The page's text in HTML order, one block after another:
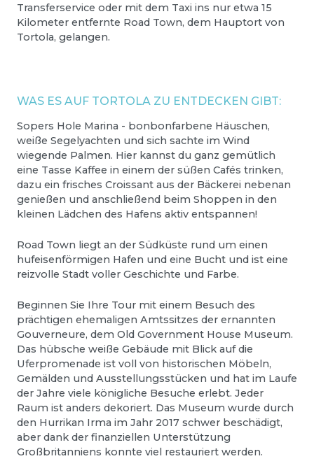
Transferservice oder mit dem Taxi ins nur etwa 15
Kilometer entfernte Road Town, dem Hauptort von
Tortola, gelangen.
WAS ES AUF TORTOLA ZU ENTDECKEN GIBT:
Sopers Hole Marina - bonbonfarbene Häuschen,
weiße Segelyachten und sich sachte im Wind
wiegende Palmen. Hier kannst du ganz gemütlich
eine Tasse Kaffee in einem der süßen Cafés trinken,
dazu ein frisches Croissant aus der Bäckerei nebenan
genießen und anschließend beim Shoppen in den
kleinen Lädchen des Hafens aktiv entspannen!
Road Town liegt an der Südküste rund um einen
hufeisenförmigen Hafen und eine Bucht und ist eine
reizvolle Stadt voller Geschichte und Farbe.
Beginnen Sie Ihre Tour mit einem Besuch des
prächtigen ehemaligen Amtssitzes der ernannten
Gouverneure, dem Old Government House Museum.
Das hübsche weiße Gebäude mit Blick auf die
Uferpromenade ist voll von historischen Möbeln,
Gemälden und Ausstellungsstücken und hat im Laufe
der Jahre viele königliche Besuche erlebt. Jeder
Raum ist anders dekoriert. Das Museum wurde durch
den Hurrikan Irma im Jahr 2017 schwer beschädigt,
aber dank der finanziellen Unterstützung
Großbritanniens konnte viel restauriert werden.